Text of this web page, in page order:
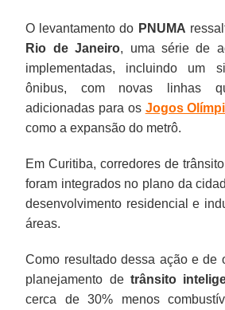
O levantamento do PNUMA
Rio de Janeiro, uma série de
implementadas, incluindo um
ônibus, com novas linhas
adicionadas para os Jogos
como a expansão do metrô.
Em Curitiba, corredores de
foram integrados no plano da
desenvolvimento residencial e
áreas.
Como resultado dessa ação e de
planejamento de trânsito
cerca de 30% menos